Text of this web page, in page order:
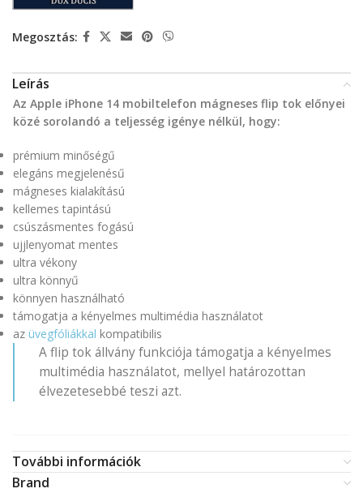
Megosztás:
Leírás
Az Apple iPhone 14 mobiltelefon mágneses flip tok előnyei
közé sorolandó a teljesség igénye nélkül, hogy:
prémium minőségű
elegáns megjelenésű
mágneses kialakítású
kellemes tapintású
csúszásmentes fogású
ujjlenyomat mentes
ultra vékony
ultra könnyű
könnyen használható
támogatja a kényelmes multimédia használatot
az üvegfóliákkal kompatibilis
A flip tok állvány funkciója támogatja a kényelmes
multimédia használatot, mellyel határozottan
élvezetesebbé teszi azt.
További információk
Brand